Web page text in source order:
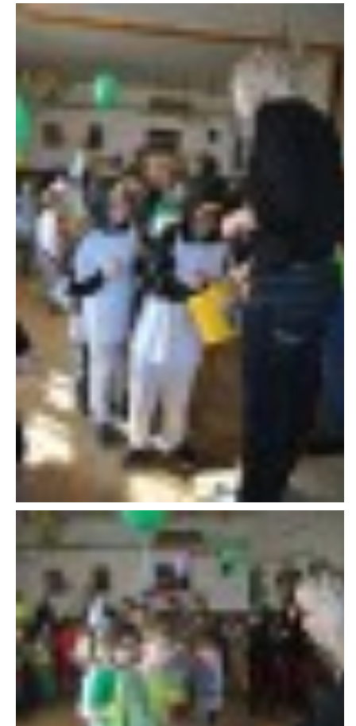
Gmail: sdhlicomelice@gmail.com
607 276 682 - starosta SDH
sdhlicomelice@seznam.cz
© 2026 eStránky.cz